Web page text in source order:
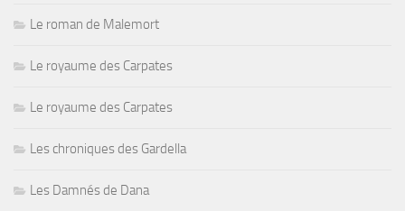
Le roman de Malemort
Le royaume des Carpates
Le royaume des Carpates
Les chroniques des Gardella
Les Damnés de Dana